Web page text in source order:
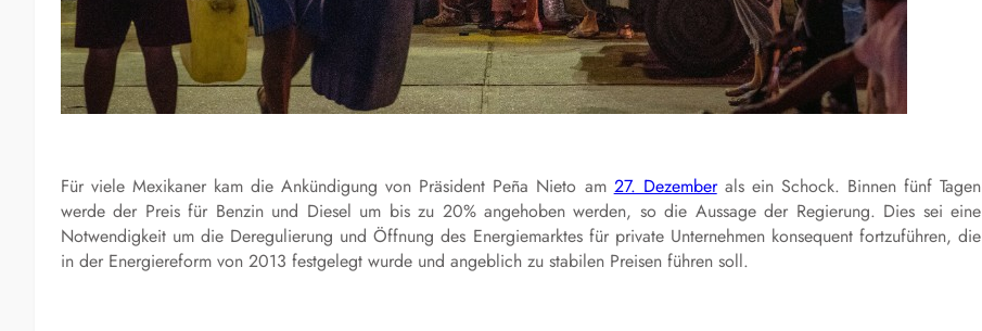
Für viele Mexikaner kam die Ankündigung von Präsident Peña Nieto am 27. Dezemberals ein Schock. Binnen fünf Tagen
werde der Preis für Benzin und Diesel um bis zu 20% angehoben werden, so die Aussage der Regierung. Dies sei eine
Notwendigkeit um die Deregulierung und Öffnung des Energiemarktes für private Unternehmen konsequent fortzuführen, die
in der Energiereform von 2013 festgelegt wurde und angeblich zu stabilen Preisen führen soll.